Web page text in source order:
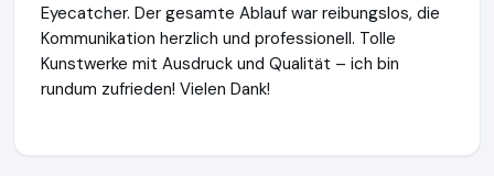
Eyecatcher. Der gesamte Ablauf war reibungslos, die
Kommunikation herzlich und professionell. Tolle
Kunstwerke mit Ausdruck und Qualität – ich bin
rundum zufrieden! Vielen Dank!